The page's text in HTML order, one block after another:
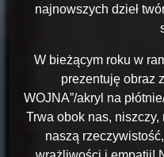
najnowszych dzieł
W bieżącym roku w
prezentuję obraz
WOJNA”/akryl na
Trwa obok nas,
naszą